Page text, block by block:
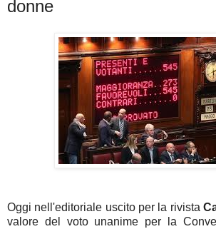
donne
Oggi nell'editoriale uscito per la rivista
valore del voto unanime per la